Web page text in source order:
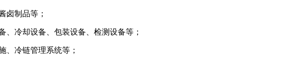
卤制品等；
、冷却设备、包装设备、检测设备等；
、冷链管理系统等；